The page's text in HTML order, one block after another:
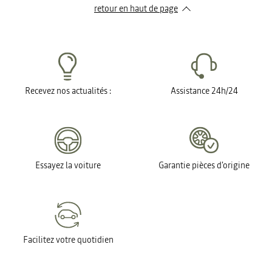
retour en haut de page​
Recevez nos actualités : Assistance 24h/24
Essayez la voiture Garantie pièces d'origine
Facilitez votre quotidien